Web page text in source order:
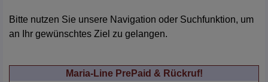
Bitte nutzen Sie unsere Navigation oder Suchfunktion, um
an Ihr gewünschtes Ziel zu gelangen.
Maria-Line PrePaid & Rückruf!